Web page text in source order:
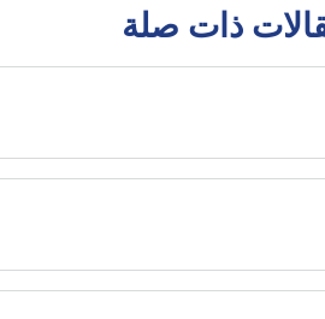
ذات صلة